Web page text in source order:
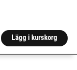
extern sida.)
Lägg i kurskorg